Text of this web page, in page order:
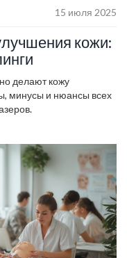
15 июля 2025
кожи:
делают кожу
минусы и нюансы всех